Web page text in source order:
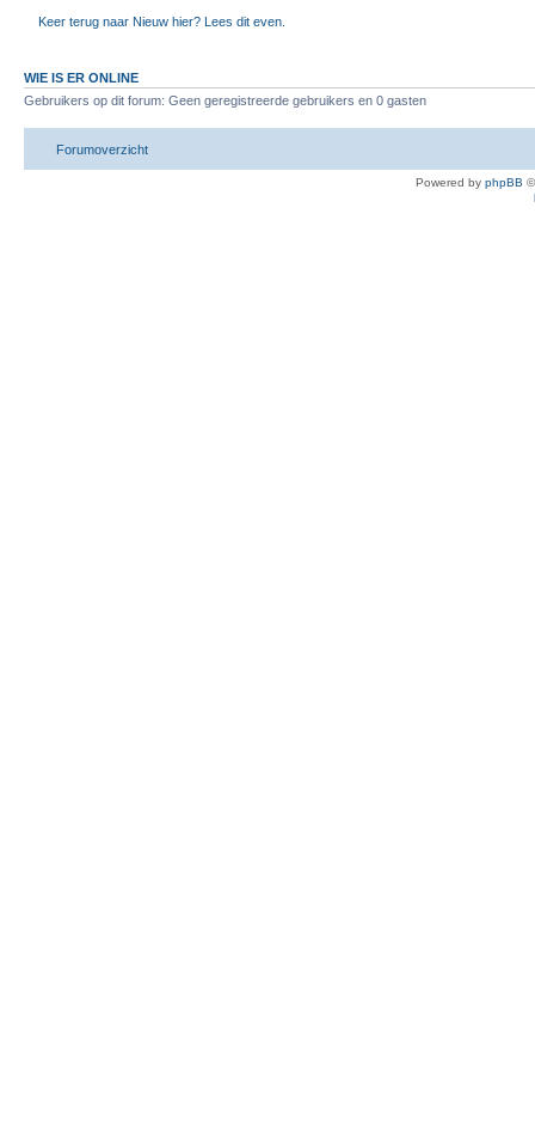
Keer terug naar Nieuw hier? Lees dit even.
WIE IS ER ONLINE
Gebruikers op dit forum: Geen geregistreerde gebruikers en 0 gasten
Forumoverzicht
Powered by phpBB